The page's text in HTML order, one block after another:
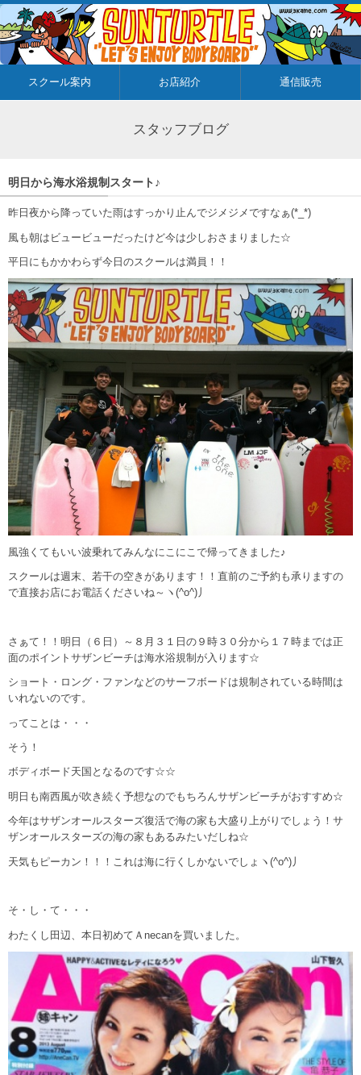
スクール案内 お店紹介 通信販売
スタッフブログ
明日から海水浴規制スタート♪
昨日夜から降っていた雨はすっかり止んでジメジメですなぁ(*_*)
風も朝はビュービューだったけど今は少しおさまりました☆
平日にもかかわらず今日のスクールは満員！！
風強くてもいい波乗れてみんなにこにこで帰ってきました♪
スクールは週末、若干の空きがあります！！直前のご予約も承りますの
で直接お店にお電話くださいね～ヽ(^o^)丿
さぁて！！明日（６日）～８月３１日の９時３０分から１７時までは正
面のポイントサザンビーチは海水浴規制が入ります☆
ショート・ロング・ファンなどのサーフボードは規制されている時間は
いれないのです。
ってことは・・・
そう！
ボディボード天国となるのです☆☆
明日も南西風が吹き続く予想なのでもちろんサザンビーチがおすすめ☆
今年はサザンオールスターズ復活で海の家も大盛り上がりでしょう！サ
ザンオールスターズの海の家もあるみたいだしね☆
天気もピーカン！！！これは海に行くしかないでしょヽ(^o^)丿
そ・し・て・・・
わたくし田辺、本日初めてＡnecanを買いました。